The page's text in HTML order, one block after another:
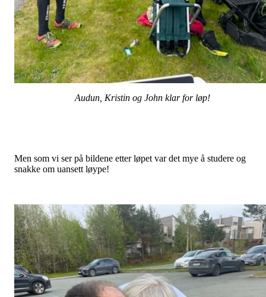
Audun, Kristin og John klar for løp!
Men som vi ser på bildene etter løpet var det mye å studere og
snakke om uansett løype!